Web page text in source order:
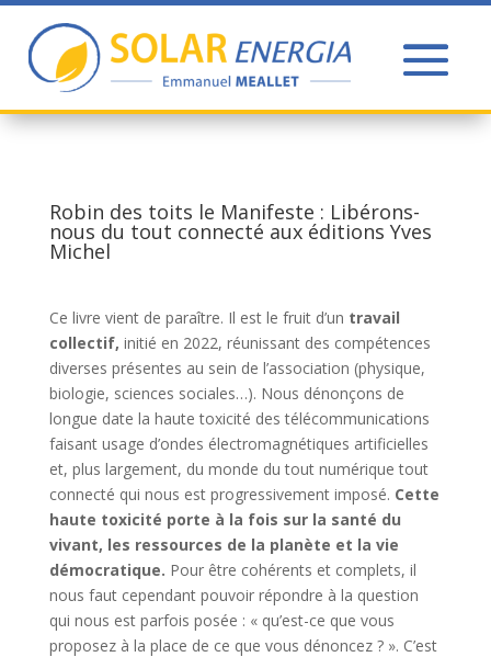
Robin des toits le Manifeste : Libérons-
nous du tout connecté aux éditions Yves
Michel
Ce livre vient de paraître. Il est le fruit d’un travail
collectif, initié en 2022, réunissant des compétences
diverses présentes au sein de l’association (physique,
biologie, sciences sociales…). Nous dénonçons de
longue date la haute toxicité des télécommunications
faisant usage d’ondes électromagnétiques artificielles
et, plus largement, du monde du tout numérique tout
connecté qui nous est progressivement imposé. Cette
haute toxicité porte à la fois sur la santé du
vivant, les ressources de la planète et la vie
démocratique. Pour être cohérents et complets, il
nous faut cependant pouvoir répondre à la question
qui nous est parfois posée : « qu’est-ce que vous
proposez à la place de ce que vous dénoncez ? ». C’est